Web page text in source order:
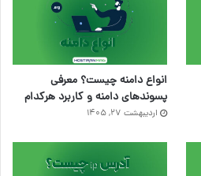
انواع دامنه چیست؟ معرفی
پسوندهای دامنه و کاربرد هرکدام
اردیبهشت ۲۷, ۱۴۰۵